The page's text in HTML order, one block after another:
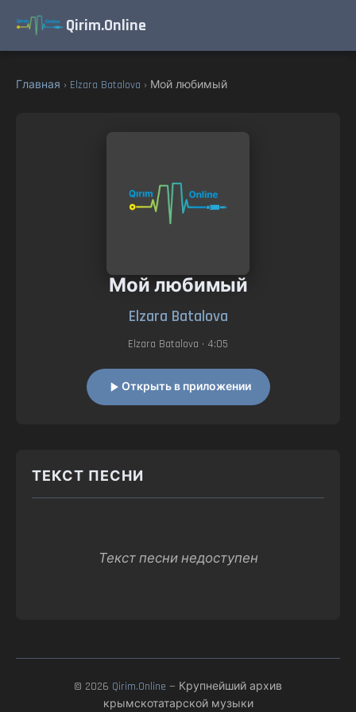
Qirim.Online
Главная › Elzara Batalova › Мой любимый
Мой любимый
Elzara Batalova
Elzara Batalova • 4:05
Открыть в приложении
ТЕКСТ ПЕСНИ
Текст песни недоступен
© 2026 Qirim.Online — Крупнейший архив
крымскотатарской музыки